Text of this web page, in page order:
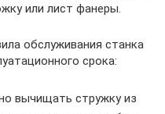
или лист фанеры.
обслуживания станка
срока:
вычищать стружку из